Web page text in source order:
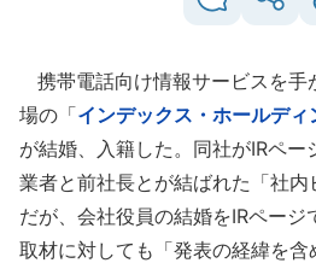
携帯電話向け情報サービスを手
場の「インデックス・ホールディ
が結婚、入籍した。同社がIRペ
業者と前社長とが結ばれた「社
だが、会社役員の結婚をIRページ
取材に対しても「発表の経緯を